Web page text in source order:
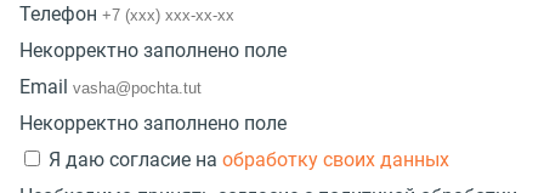
Телефон
Некорректно заполнено поле
Email
Некорректно заполнено поле
Я даю согласие на обработку своих данных